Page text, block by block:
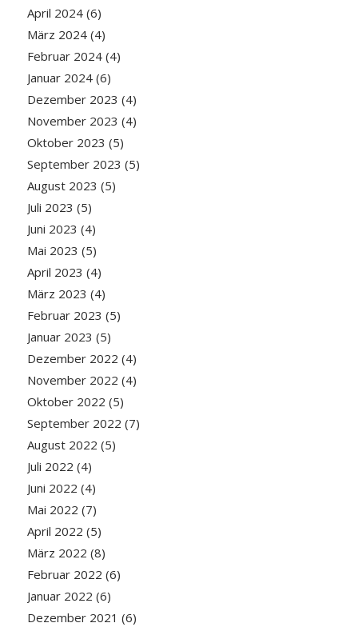
April 2024(6)
März 2024(4)
Februar 2024(4)
Januar 2024(6)
Dezember 2023 (4)
November 2023 (4)
Oktober 2023 (5)
September 2023 (5)
August 2023 (5)
Juli 2023 (5)
Juni 2023 (4)
Mai 2023 (5)
April 2023 (4)
März 2023 (4)
Februar 2023 (5)
Januar 2023 (5)
Dezember 2022 (4)
November 2022 (4)
Oktober 2022 (5)
September 2022 (7)
August 2022 (5)
Juli 2022 (4)
Juni 2022 (4)
Mai 2022 (7)
April 2022 (5)
März 2022 (8)
Februar 2022 (6)
Januar 2022 (6)
Dezember 2021 (6)